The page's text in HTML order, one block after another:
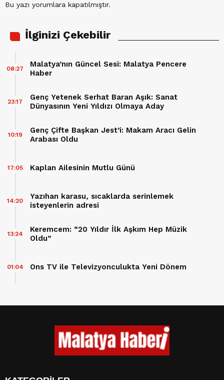
Bu yazı yorumlara kapatılmıştır.
İlginizi Çekebilir
Malatya’nın Güncel Sesi: Malatya Pencere
Haber
08:27
Genç Yetenek Serhat Baran Aşık: Sanat
Dünyasının Yeni Yıldızı Olmaya Aday
23:17
Genç Çifte Başkan Jest’i: Makam Aracı Gelin
Arabası Oldu
10:19
Kaplan Ailesinin Mutlu Günü
17:05
Yazıhan karasu, sıcaklarda serinlemek
isteyenlerin adresi
14:20
Keremcem: “20 Yıldır İlk Aşkım Hep Müzik
Oldu”
13:24
Ons TV ile Televizyonculukta Yeni Dönem
01:04